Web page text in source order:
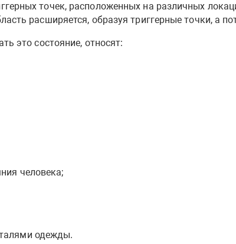
точек, расположенных на различных
расширяется, образуя триггерные точки, а
это состояние, относят:
человека;
одежды.